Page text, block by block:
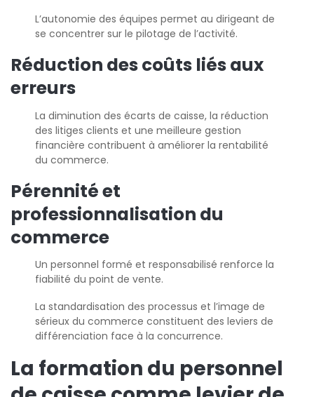
L’autonomie des équipes permet au dirigeant de
se concentrer sur le pilotage de l’activité.
Réduction des coûts liés aux
erreurs
La diminution des écarts de caisse, la réduction
des litiges clients et une meilleure gestion
financière contribuent à améliorer la rentabilité
du commerce.
Pérennité et
professionnalisation du
commerce
Un personnel formé et responsabilisé renforce la
fiabilité du point de vente.
La standardisation des processus et l’image de
sérieux du commerce constituent des leviers de
différenciation face à la concurrence.
La formation du personnel